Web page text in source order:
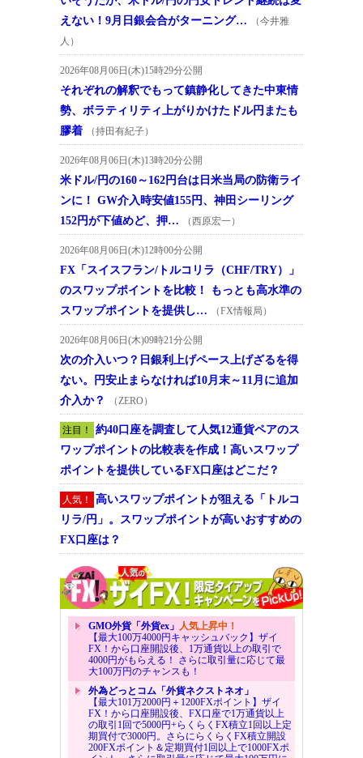
えない！9月日銀会合がターニング…
（今井雅
人）
2026年08月06日(木)15時29分公開
それぞれの解釈でもって鎮静化してきた中東情
勢、ボラティリティ上がりかけたドル円またも
膠着
（持田有紀子）
2026年08月06日(木)13時20分公開
米ドル/円の160～162円台は日米当局の防衛ライ
ンに！ GW介入時安値155円、神田シーリング
152円が下値めど、押…
（西原宏一）
2026年08月06日(木)12時00分公開
FX「スイスフラン/トルコリラ（CHF/TRY）」
のスワップポイントを比較！ もっとも高水準の
スワップポイントを提供し…
（FX情報局）
2026年08月06日(木)09時21分公開
次の介入いつ？日銀利上げペース上げざるを得
ない。円安止まらなければ10月末～11月に追加
介入か？
（ZERO）
注目！
約40口座を調査して人気12通貨ペアのス
ワップポイントの比較表を作成！高いスワップ
ポイントを提供しているFX口座はどこだ？
人気！
高いスワップポイントが狙える「トルコ
リラ/円」。スワップポイントが高いおすすめの
FX口座は？
GMO外貨「外貨ex」 人気上昇中！
【最大100万4000円キャッシュバック】ザイ
FX！から口座開設後、1万通貨以上の取引で
4000円がもらえる！ さらに取引量に応じて最
大100万円のチャンスも！
外為どっとコム「外貨ネクストネオ」
【最大101万2000円＋1200FXポイント】ザイ
FX！から口座開設後、FX口座で1万通貨以上
の取引1回で5000円+らくらくFX積立1回以上定
期買付で3000円。さらにらくらくFX積立開設
200FXポイント＆定期買付1回以上で1000FXポ